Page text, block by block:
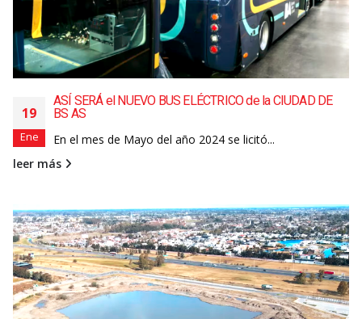
19
Ene
ASÍ SERÁ el NUEVO BUS ELÉCTRICO de la CIUDAD DE
BS AS
En el mes de Mayo del año 2024 se licitó...
leer más